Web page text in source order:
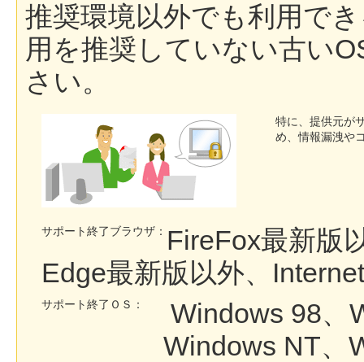
推奨環境以外でも利用で
用を推奨していない古い
さい。
特に、提供元が
め、情報漏洩や
サポート終了ブラウザ： FireFox最新版
Edge最新版以外、
サポート終了ＯＳ：
Windows 98、
Windows NT、